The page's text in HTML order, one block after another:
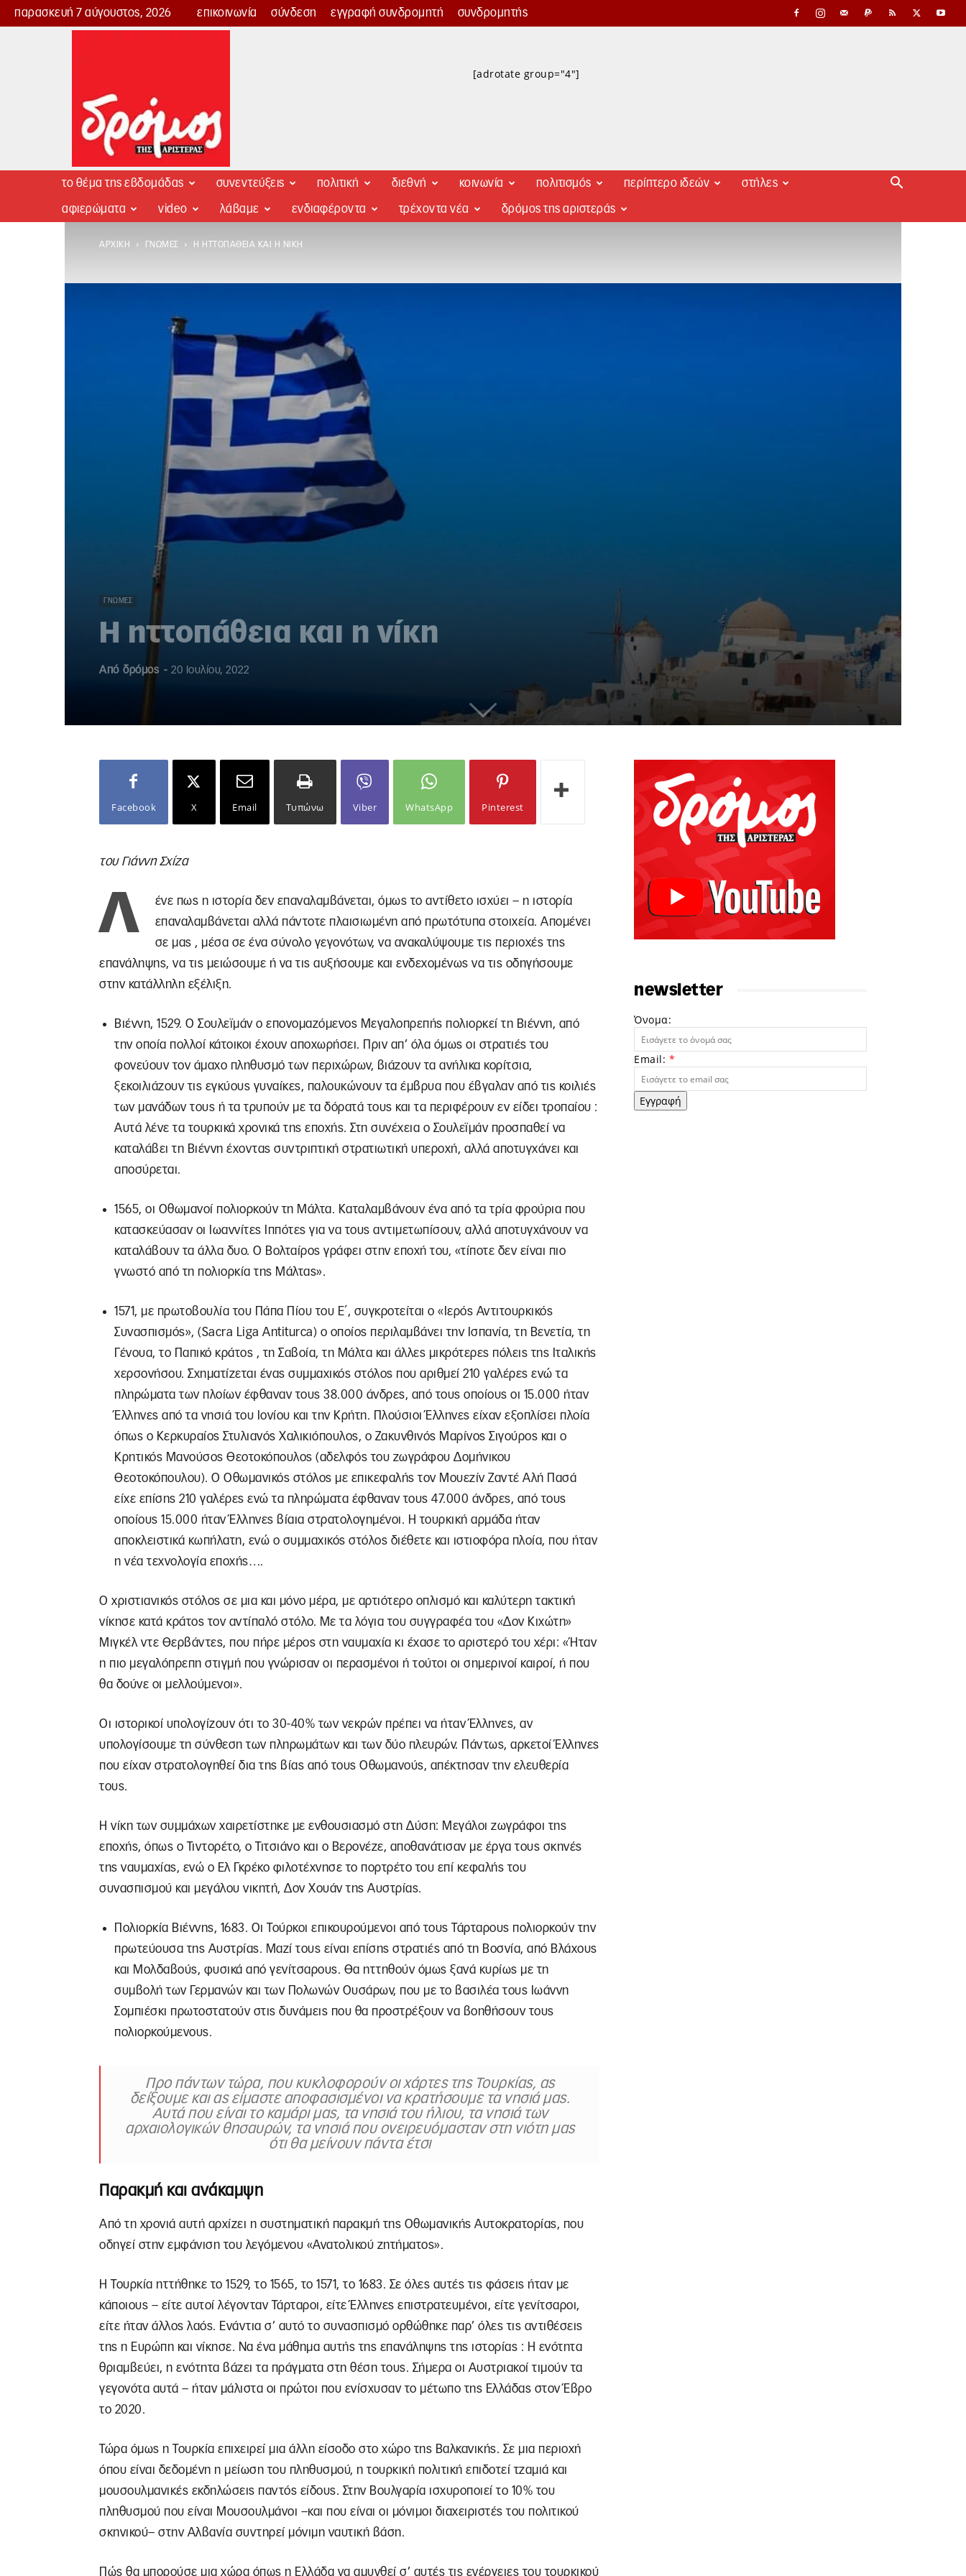
παρασκευή 7 αύγουστος, 2026 επικοινωνία σύνδεση εγγραφή συνδρομητή συνδρομητής
Δρόμος
[adrotate group="4"]
το θέμα της εβδομάδας συνεντεύξεις πολιτική διεθνή κοινωνία πολιτισμός περίπτερο ιδεών στήλες
αφιερώματα video λάβαμε ενδιαφέροντα τρέχοντα νέα δρόμος της αριστεράς
ΑΡΧΙΚΉ ΓΝΏΜΕΣ Η ΗΤΤΟΠΆΘΕΙΑ ΚΑΙ Η ΝΊΚΗ
ΓΝΏΜΕΣ
Η ηττοπάθεια και η νίκη
Από δρόμος - 20 Ιουλίου, 2022
Facebook X Email Τυπώνω Viber WhatsApp Pinterest
του Γιάννη Σχίζα
Λ
ένε πως η ιστορία δεν επαναλαμβάνεται, όμως το αντίθετο ισχύει – η ιστορία
επαναλαμβάνεται αλλά πάντοτε πλαισιωμένη από πρωτότυπα στοιχεία. Απομένει
σε μας , μέσα σε ένα σύνολο γεγονότων, να ανακαλύψουμε τις περιοχές της
επανάληψης, να τις μειώσουμε ή να τις αυξήσουμε και ενδεχομένως να τις οδηγήσουμε
στην κατάλληλη εξέλιξη.
Βιέννη, 1529. Ο Σουλεϊμάν ο επονομαζόμενος Μεγαλοπρεπής πολιορκεί τη Βιέννη, από
την οποία πολλοί κάτοικοι έχουν αποχωρήσει. Πριν απ’ όλα όμως οι στρατιές του
φονεύουν τον άμαχο πληθυσμό των περιχώρων, βιάζουν τα ανήλικα κορίτσια,
ξεκοιλιάζουν τις εγκύους γυναίκες, παλουκώνουν τα έμβρυα που έβγαλαν από τις κοιλιές
των μανάδων τους ή τα τρυπούν με τα δόρατά τους και τα περιφέρουν εν είδει τροπαίου :
Αυτά λένε τα τουρκικά χρονικά της εποχής. Στη συνέχεια ο Σουλεϊμάν προσπαθεί να
καταλάβει τη Βιέννη έχοντας συντριπτική στρατιωτική υπεροχή, αλλά αποτυγχάνει και
αποσύρεται.
1565, οι Οθωμανοί πολιορκούν τη Μάλτα. Καταλαμβάνουν ένα από τα τρία φρούρια που
κατασκεύασαν οι Ιωαννίτες Ιππότες για να τους αντιμετωπίσουν, αλλά αποτυγχάνουν να
καταλάβουν τα άλλα δυο. Ο Βολταίρος γράφει στην εποχή του, «τίποτε δεν είναι πιο
γνωστό από τη πολιορκία της Μάλτας».
1571, με πρωτοβουλία του Πάπα Πίου του Ε΄, συγκροτείται ο «Ιερός Αντιτουρκικός
Συνασπισμός», (Sacra Liga Antiturca) ο οποίος περιλαμβάνει την Ισπανία, τη Βενετία, τη
Γένουα, το Παπικό κράτος , τη Σαβοία, τη Μάλτα και άλλες μικρότερες πόλεις της Ιταλικής
χερσονήσου. Σχηματίζεται ένας συμμαχικός στόλος που αριθμεί 210 γαλέρες ενώ τα
πληρώματα των πλοίων έφθαναν τους 38.000 άνδρες, από τους οποίους οι 15.000 ήταν
Έλληνες από τα νησιά του Ιονίου και την Κρήτη. Πλούσιοι Έλληνες είχαν εξοπλίσει πλοία
όπως ο Κερκυραίος Στυλιανός Χαλικιόπουλος, ο Ζακυνθινός Μαρίνος Σιγούρος και ο
Κρητικός Μανούσος Θεοτοκόπουλος (αδελφός του ζωγράφου Δομήνικου
Θεοτοκόπουλου). Ο Οθωμανικός στόλος με επικεφαλής τον Μουεζίν Ζαντέ Αλή Πασά
είχε επίσης 210 γαλέρες ενώ τα πληρώματα έφθαναν τους 47.000 άνδρες, από τους
οποίους 15.000 ήταν Έλληνες βίαια στρατολογημένοι. Η τουρκική αρμάδα ήταν
αποκλειστικά κωπήλατη, ενώ ο συμμαχικός στόλος διέθετε και ιστιοφόρα πλοία, που ήταν
η νέα τεχνολογία εποχής….
Ο χριστιανικός στόλος σε μια και μόνο μέρα, με αρτιότερο οπλισμό και καλύτερη τακτική
νίκησε κατά κράτος τον αντίπαλό στόλο. Με τα λόγια του συγγραφέα του «Δον Κιχώτη»
Μιγκέλ ντε Θερβάντες, που πήρε μέρος στη ναυμαχία κι έχασε το αριστερό του χέρι: «Ήταν
η πιο μεγαλόπρεπη στιγμή που γνώρισαν οι περασμένοι ή τούτοι οι σημερινοί καιροί, ή που
θα δούνε οι μελλούμενοι».
Οι ιστορικοί υπολογίζουν ότι το 30-40% των νεκρών πρέπει να ήταν Έλληνες, αν
υπολογίσουμε τη σύνθεση των πληρωμάτων και των δύο πλευρών. Πάντως, αρκετοί Έλληνες
που είχαν στρατολογηθεί δια της βίας από τους Οθωμανούς, απέκτησαν την ελευθερία
τους.
Η νίκη των συμμάχων χαιρετίστηκε με ενθουσιασμό στη Δύση: Μεγάλοι ζωγράφοι της
εποχής, όπως ο Τιντορέτο, ο Τιτσιάνο και ο Βερονέζε, αποθανάτισαν με έργα τους σκηνές
της ναυμαχίας, ενώ ο Ελ Γκρέκο φιλοτέχνησε το πορτρέτο του επί κεφαλής του
συνασπισμού και μεγάλου νικητή, Δον Χουάν της Αυστρίας.
Πολιορκία Βιέννης, 1683. Οι Τούρκοι επικουρούμενοι από τους Τάρταρους πολιορκούν την
πρωτεύουσα της Αυστρίας. Μαζί τους είναι επίσης στρατιές από τη Βοσνία, από Βλάχους
και Μολδαβούς, φυσικά από γενίτσαρους. Θα ηττηθούν όμως ξανά κυρίως με τη
συμβολή των Γερμανών και των Πολωνών Ουσάρων, που με το βασιλέα τους Ιωάννη
Σομπιέσκι πρωτοστατούν στις δυνάμεις που θα προστρέξουν να βοηθήσουν τους
πολιορκούμενους.
Προ πάντων τώρα, που κυκλοφορούν οι χάρτες της Τουρκίας, ας
δείξουμε και ας είμαστε αποφασισμένοι να κρατήσουμε τα νησιά μας.
Αυτά που είναι το καμάρι μας, τα νησιά του ήλιου, τα νησιά των
αρχαιολογικών θησαυρών, τα νησιά που ονειρευόμασταν στη νιότη μας
ότι θα μείνουν πάντα έτσι
Παρακμή και ανάκαμψη
Από τη χρονιά αυτή αρχίζει η συστηματική παρακμή της Οθωμανικής Αυτοκρατορίας, που
οδηγεί στην εμφάνιση του λεγόμενου «Ανατολικού ζητήματος».
Η Τουρκία ηττήθηκε το 1529, το 1565, το 1571, το 1683. Σε όλες αυτές τις φάσεις ήταν με
κάποιους – είτε αυτοί λέγονταν Τάρταροι, είτε Έλληνες επιστρατευμένοι, είτε γενίτσαροι,
είτε ήταν άλλος λαός. Ενάντια σ’ αυτό το συνασπισμό ορθώθηκε παρ’ όλες τις αντιθέσεις
της η Ευρώπη και νίκησε. Να ένα μάθημα αυτής της επανάληψης της ιστορίας : Η ενότητα
θριαμβεύει, η ενότητα βάζει τα πράγματα στη θέση τους. Σήμερα οι Αυστριακοί τιμούν τα
γεγονότα αυτά – ήταν μάλιστα οι πρώτοι που ενίσχυσαν το μέτωπο της Ελλάδας στον Έβρο
το 2020.
Τώρα όμως η Τουρκία επιχειρεί μια άλλη είσοδο στο χώρο της Βαλκανικής. Σε μια περιοχή
όπου είναι δεδομένη η μείωση του πληθυσμού, η τουρκική πολιτική επιδοτεί τζαμιά και
μουσουλμανικές εκδηλώσεις παντός είδους. Στην Βουλγαρία ισχυροποιεί το 10% του
πληθυσμού που είναι Μουσουλμάνοι –και που είναι οι μόνιμοι διαχειριστές του πολιτικού
σκηνικού– στην Αλβανία συντηρεί μόνιμη ναυτική βάση.
Πώς θα μπορούσε μια χώρα όπως η Ελλάδα να αμυνθεί σ’ αυτές τις ενέργειες του τουρκικού
newsletter
Όνομα:
Email: *
Εγγραφή